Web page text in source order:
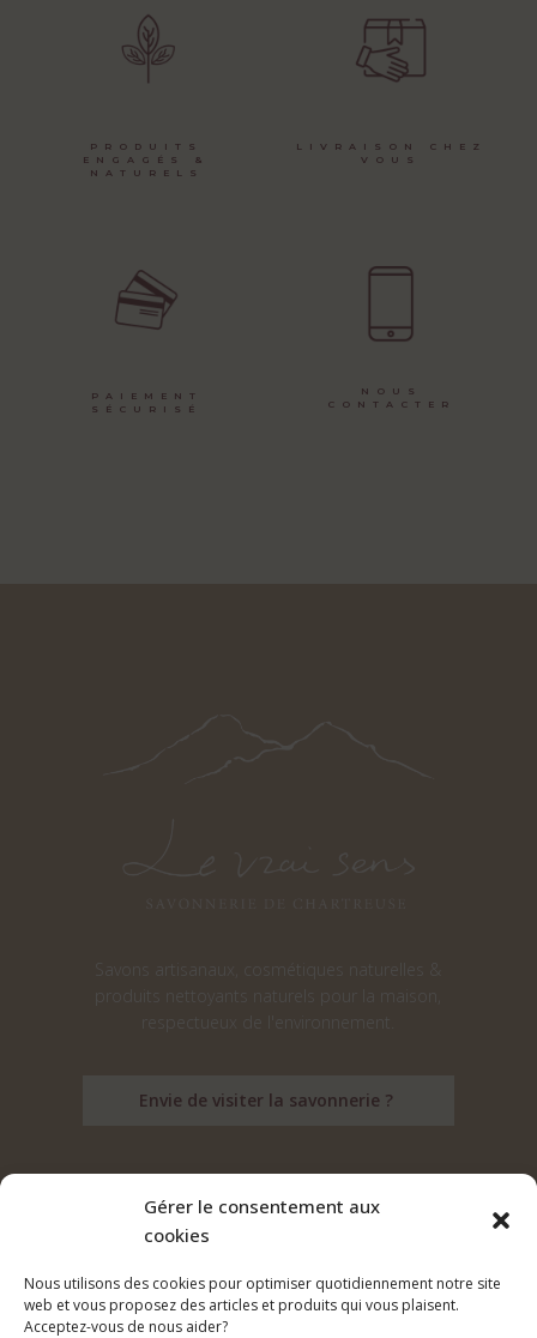
Gérer le consentement aux
cookies
Nous utilisons des cookies pour optimiser quotidiennement notre site
web et vous proposez des articles et produits qui vous plaisent.
Acceptez-vous de nous aider?
PRODUITS
ENGAGÉS &
NATURELS
LIVRAISON CHEZ
VOUS
PAIEMENT
SÉCURISÉ
NOUS
CONTACTER
Savons artisanaux, cosmétiques naturelles &
produits nettoyants naturels pour la maison,
respectueux de l'environnement.
Envie de visiter la savonnerie ?